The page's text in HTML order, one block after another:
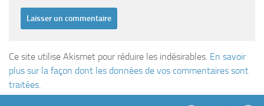
Ce site utilise Akismet pour réduire les indésirables. En savoir
plus sur la façon dont les données de vos commentaires sont
traitées.